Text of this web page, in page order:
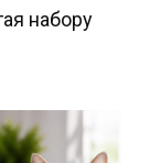
набору